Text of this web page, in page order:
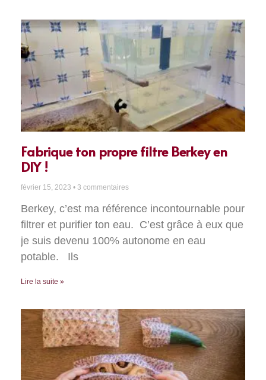
Fabrique ton propre filtre Berkey en
DIY !
février 15, 2023 3 commentaires
Berkey, c’est ma référence incontournable pour
filtrer et purifier ton eau. C’est grâce à eux que
je suis devenu 100% autonome en eau
potable. Ils
Lire la suite »